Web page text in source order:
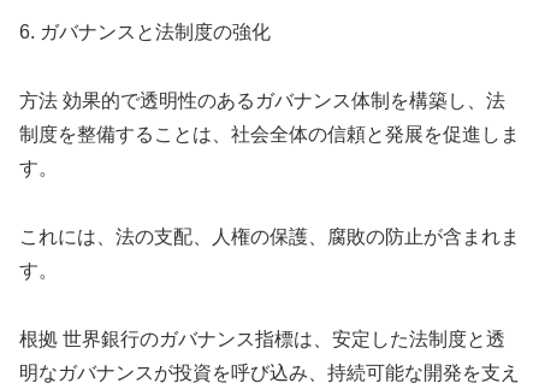
6. ガバナンスと法制度の強化
方法 効果的で透明性のあるガバナンス体制を構築し、法
制度を整備することは、社会全体の信頼と発展を促進しま
す。
これには、法の支配、人権の保護、腐敗の防止が含まれま
す。
根拠 世界銀行のガバナンス指標は、安定した法制度と透
明なガバナンスが投資を呼び込み、持続可能な開発を支え